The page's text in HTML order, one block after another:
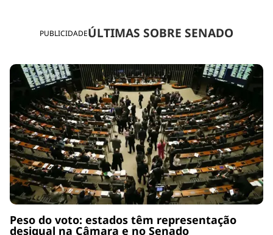
PUBLICIDADEÚLTIMAS SOBRE SENADO
Peso do voto: estados têm representação
desigual na Câmara e no Senado